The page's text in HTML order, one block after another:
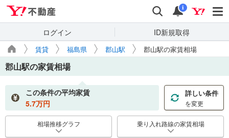
検索 通知
i
ログイン ID新規取得
賃貸 福島県 郡山駅 郡山駅の家賃相場
郡山駅の家賃相場
この条件の平均家賃
5.7万円
詳しい条件
を変更
相場推移グラフ 乗り入れ路線の家賃相場